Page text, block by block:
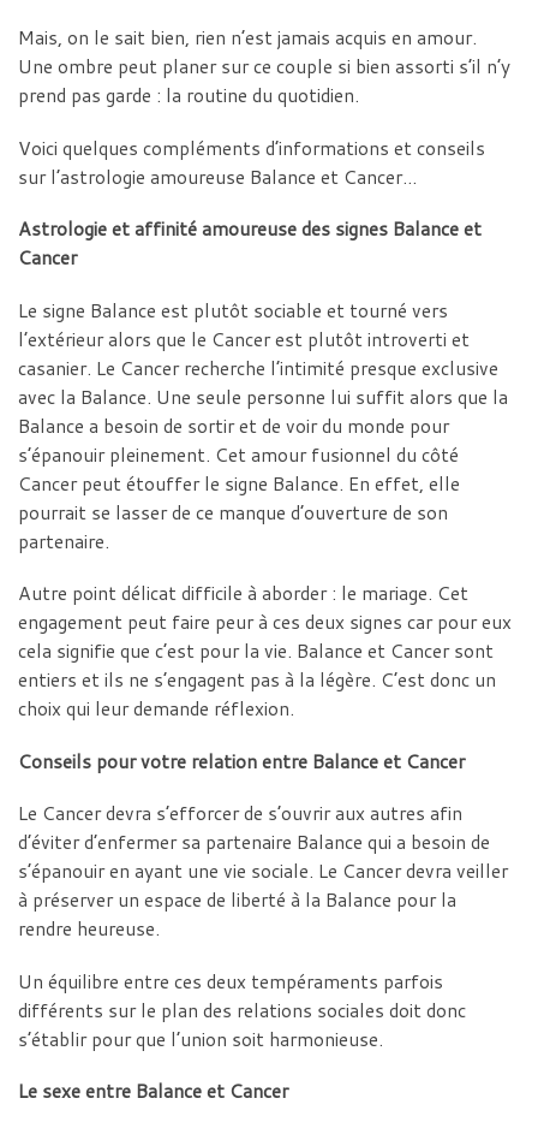
Mais, on le sait bien, rien n’est jamais acquis en amour.
Une ombre peut planer sur ce couple si bien assorti s’il n’y
prend pas garde : la routine du quotidien.
Voici quelques compléments d’informations et conseils
sur l’astrologie amoureuse Balance et Cancer…
Astrologie et affinité amoureuse des signes Balance et
Cancer
Le signe Balance est plutôt sociable et tourné vers
l’extérieur alors que le Cancer est plutôt introverti et
casanier. Le Cancer recherche l’intimité presque exclusive
avec la Balance. Une seule personne lui suffit alors que la
Balance a besoin de sortir et de voir du monde pour
s’épanouir pleinement. Cet amour fusionnel du côté
Cancer peut étouffer le signe Balance. En effet, elle
pourrait se lasser de ce manque d’ouverture de son
partenaire.
Autre point délicat difficile à aborder : le mariage. Cet
engagement peut faire peur à ces deux signes car pour eux
cela signifie que c’est pour la vie. Balance et Cancer sont
entiers et ils ne s’engagent pas à la légère. C’est donc un
choix qui leur demande réflexion.
Conseils pour votre relation entre Balance et Cancer
Le Cancer devra s’efforcer de s’ouvrir aux autres afin
d’éviter d’enfermer sa partenaire Balance qui a besoin de
s’épanouir en ayant une vie sociale. Le Cancer devra veiller
à préserver un espace de liberté à la Balance pour la
rendre heureuse.
Un équilibre entre ces deux tempéraments parfois
différents sur le plan des relations sociales doit donc
s’établir pour que l’union soit harmonieuse.
Le sexe entre Balance et Cancer